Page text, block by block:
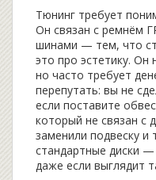
Тюнинг требует
Он связан с ремнём
шинами — тем, что
это про эстетику. Он
но часто требует
перепутать: вы не
если поставите
который не связан с
заменили подвеску и
стандартные диски
даже если выглядит